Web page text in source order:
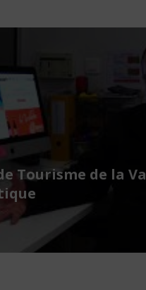
Tourisme de la